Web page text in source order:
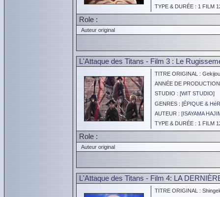
TYPE & DURÉE : 1 FILM
Role :
Auteur original
L'Attaque des Titans - Film 3 : Le
TITRE ORIGINAL :
ANNÉE DE
STUDIO : [WIT STUDIO]
GENRES : [ÉPIQUE &
AUTEUR : [ISAYAMA
TYPE & DURÉE : 1 FILM
Role :
Auteur original
L'Attaque des Titans - Film 4: LA
TITRE ORIGINAL :